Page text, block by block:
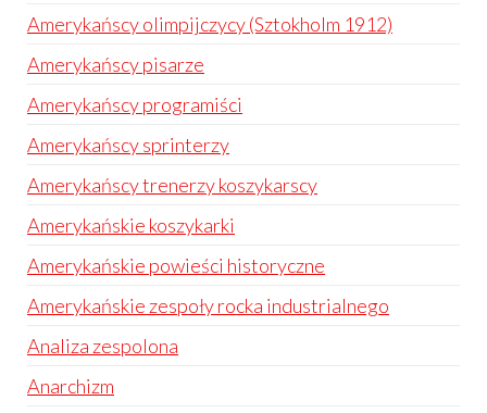
Amerykańscy olimpijczycy (Sztokholm 1912)
Amerykańscy pisarze
Amerykańscy programiści
Amerykańscy sprinterzy
Amerykańscy trenerzy koszykarscy
Amerykańskie koszykarki
Amerykańskie powieści historyczne
Amerykańskie zespoły rocka industrialnego
Analiza zespolona
Anarchizm